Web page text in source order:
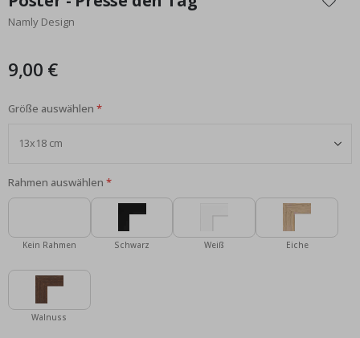
der
Bildgalerie
Namly Design
9,00 €
Größe auswählen
Rahmen auswählen
Kein Rahmen Schwarz Weiß Eiche
Walnuss